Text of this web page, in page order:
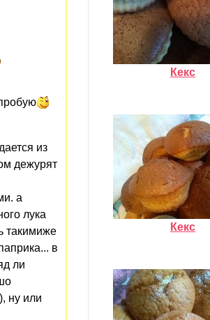
из
дежурят
а
лука
такимиже
в
ли
ну или
Кекс
Кекс